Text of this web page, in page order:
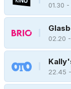
01.30
02.20
22.45